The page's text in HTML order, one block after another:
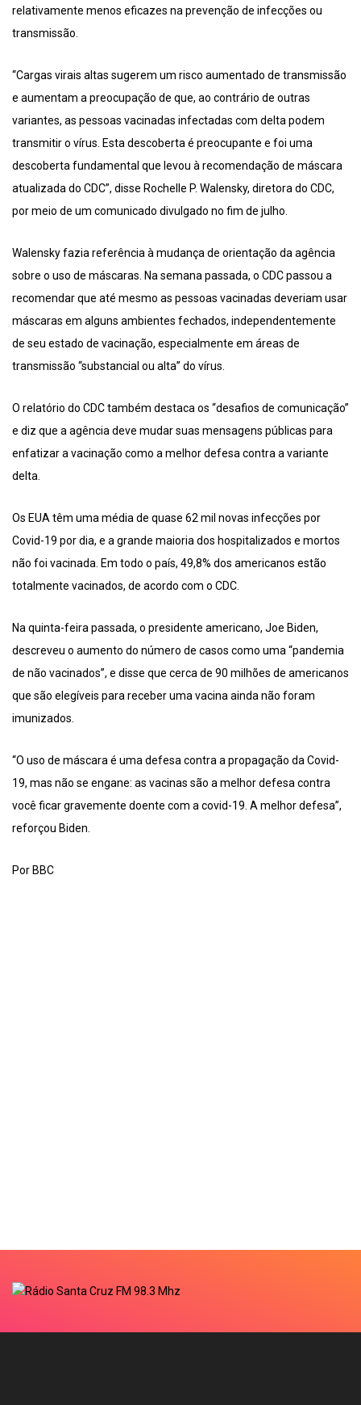
relativamente menos eficazes na prevenção de infecções ou
transmissão.
“Cargas virais altas sugerem um risco aumentado de transmissão
e aumentam a preocupação de que, ao contrário de outras
variantes, as pessoas vacinadas infectadas com delta podem
transmitir o vírus. Esta descoberta é preocupante e foi uma
descoberta fundamental que levou à recomendação de máscara
atualizada do CDC”, disse Rochelle P. Walensky, diretora do CDC,
por meio de um comunicado divulgado no fim de julho.
Walensky fazia referência à mudança de orientação da agência
sobre o uso de máscaras. Na semana passada, o CDC passou a
recomendar que até mesmo as pessoas vacinadas deveriam usar
máscaras em alguns ambientes fechados, independentemente
de seu estado de vacinação, especialmente em áreas de
transmissão “substancial ou alta” do vírus.
O relatório do CDC também destaca os “desafios de comunicação”
e diz que a agência deve mudar suas mensagens públicas para
enfatizar a vacinação como a melhor defesa contra a variante
delta.
Os EUA têm uma média de quase 62 mil novas infecções por
Covid-19 por dia, e a grande maioria dos hospitalizados e mortos
não foi vacinada. Em todo o país, 49,8% dos americanos estão
totalmente vacinados, de acordo com o CDC.
Na quinta-feira passada, o presidente americano, Joe Biden,
descreveu o aumento do número de casos como uma “pandemia
de não vacinados”, e disse que cerca de 90 milhões de americanos
que são elegíveis para receber uma vacina ainda não foram
imunizados.
“O uso de máscara é uma defesa contra a propagação da Covid-
19, mas não se engane: as vacinas são a melhor defesa contra
você ficar gravemente doente com a covid-19. A melhor defesa”,
reforçou Biden.
Por BBC